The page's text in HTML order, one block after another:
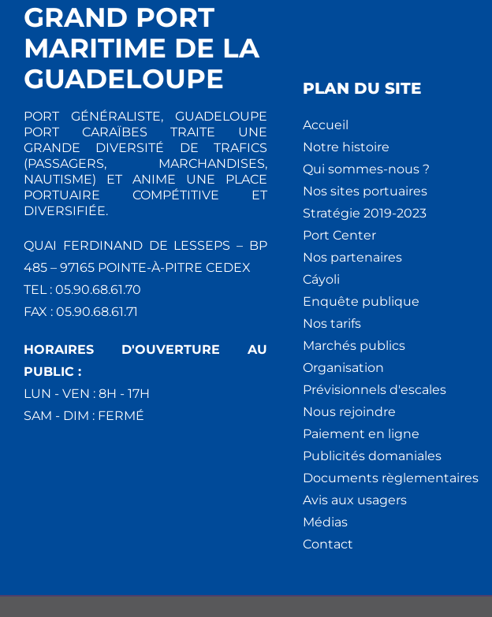
GRAND PORT
MARITIME DE LA
GUADELOUPE
PORT GÉNÉRALISTE, GUADELOUPE
PORT CARAÏBES TRAITE UNE
GRANDE DIVERSITÉ DE TRAFICS
(PASSAGERS, MARCHANDISES,
NAUTISME) ET ANIME UNE PLACE
PORTUAIRE COMPÉTITIVE ET
DIVERSIFIÉE.
QUAI FERDINAND DE LESSEPS – BP
485 – 97165 POINTE-À-PITRE CEDEX
TEL : 05.90.68.61.70
FAX : 05.90.68.61.71
HORAIRES D'OUVERTURE AU
PUBLIC :
LUN - VEN : 8H - 17H
SAM - DIM : FERMÉ
PLAN DU SITE
Accueil
Notre histoire
Qui sommes-nous ?
Nos sites portuaires
Stratégie 2019-2023
Port Center
Nos partenaires
Cáyoli
Enquête publique
Nos tarifs
Marchés publics
Organisation
Prévisionnels d'escales
Nous rejoindre
Paiement en ligne
Publicités domaniales
Documents règlementaires
Avis aux usagers
Médias
Contact